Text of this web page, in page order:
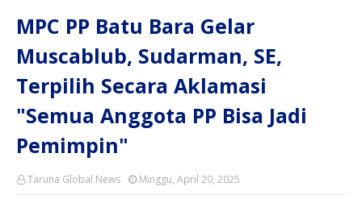
MPC PP Batu Bara Gelar
Muscablub, Sudarman, SE,
Terpilih Secara Aklamasi
"Semua Anggota PP Bisa Jadi
Pemimpin"
Taruna Global News Minggu, April 20, 2025